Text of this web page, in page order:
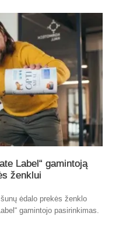
Label“ gamintoją
ženklui
ėdalo prekės ženklo
gamintojo pasirinkimas.